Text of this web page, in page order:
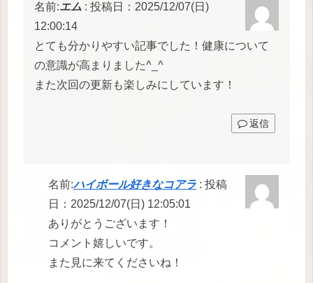
名前:エム : 投稿日：2025/12/07(日)
12:00:14
とても分かりやすい記事でした！健康について
の意識が高まりました^_^
また次回の更新も楽しみにしています！
返信
名前:ハイボール好きなコアラ : 投稿
日：2025/12/07(日) 12:05:01
ありがとうございます！
コメント嬉しいです。
また見に来てくださいね！